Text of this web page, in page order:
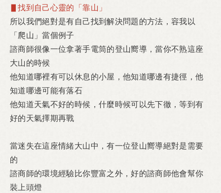
▋找到自己心靈的「靠山」
所以我們絕對是有自己找到解決問題的方法，容我以
「爬山」當個例子
諮商師很像一位拿著手電筒的登山嚮導，當你不熟這座
大山的時候
他知道哪裡有可以休息的小屋， 他知道哪邊有捷徑，他
知道哪邊可能有落石
他知道天氣不好的時候， 什麼時候可以先下徹，等到有
好的天氣擇期再戰
當迷失在這座情緒大山中，有一位登山嚮導絕對是需要
的
諮商師的環境經驗比你豐富之外，好的諮商師他會幫你
裝上頭燈